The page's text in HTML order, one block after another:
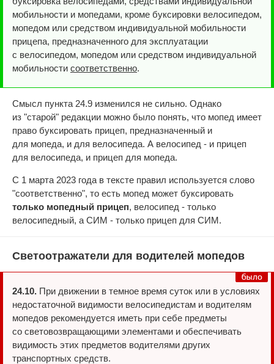
мобильности и мопедами, кроме буксировки велосипедом,
мопедом или средством индивидуальной мобильности
прицепа, предназначенного для эксплуатации
с велосипедом, мопедом или средством индивидуальной
мобильности соответственно.
Смысл пункта 24.9 изменился не сильно. Однако
из "старой" редакции можно было понять, что мопед имеет
право буксировать прицеп, предназначенный и
для мопеда, и для велосипеда. А велосипед - и прицеп
для велосипеда, и прицеп для мопеда.
С 1 марта 2023 года в тексте правил используется слово
"соответственно", то есть мопед может буксировать
только мопедный прицеп, велосипед - только
велосипедный, а СИМ - только прицеп для СИМ.
Светоотражатели для водителей мопедов
24.10. При движении в темное время суток или в условиях
недостаточной видимости велосипедистам и водителям
мопедов рекомендуется иметь при себе предметы
со световозвращающими элементами и обеспечивать
видимость этих предметов водителями других
транспортных средств.